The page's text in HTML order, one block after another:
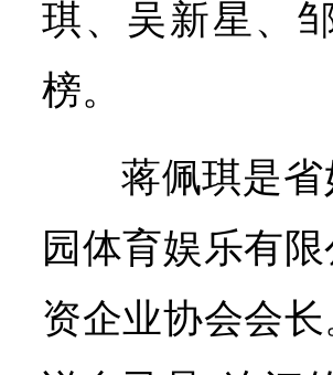
琪、吴新星、
榜。
蒋佩琪是
园体育娱乐有
资企业协会会